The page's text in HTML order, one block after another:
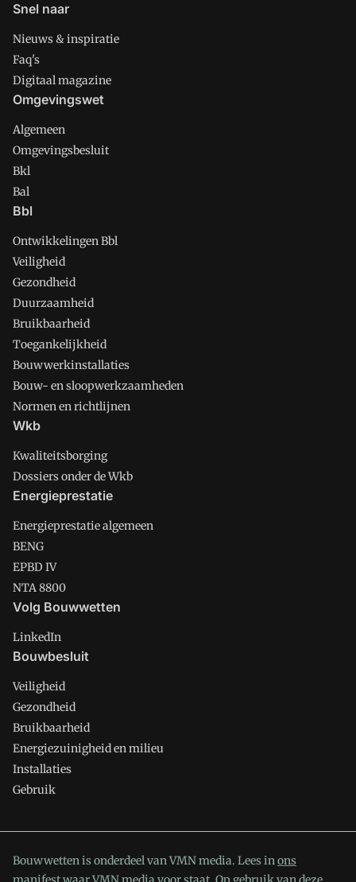
Snel naar
Nieuws & inspiratie
Faq's
Digitaal magazine
Omgevingswet
Algemeen
Omgevingsbesluit
Bkl
Bal
Bbl
Ontwikkelingen Bbl
Veiligheid
Gezondheid
Duurzaamheid
Bruikbaarheid
Toegankelijkheid
Bouwwerkinstallaties
Bouw- en sloopwerkzaamheden
Normen en richtlijnen
Wkb
Kwaliteitsborging
Dossiers onder de Wkb
Energieprestatie
Energieprestatie algemeen
BENG
EPBD IV
NTA 8800
Volg Bouwwetten
LinkedIn
Bouwbesluit
Veiligheid
Gezondheid
Bruikbaarheid
Energiezuinigheid en milieu
Installaties
Gebruik
Bouwwetten is onderdeel van VMN media. Lees inons